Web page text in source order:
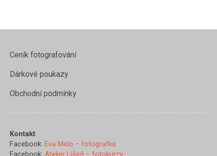
Ceník fotografování
Dárkové poukazy
Obchodní podmínky
Kontakt
Facebook: Eva Melo – fotografka
Facebook: Atelier Líšeň – fotokurzy
https://www.evamelo.cz/treti-
8/img_1294">